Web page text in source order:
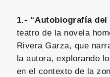
1.- “Autobiografía
teatro de la novela
Rivera Garza, que
la autora, explorando
en el contexto de la